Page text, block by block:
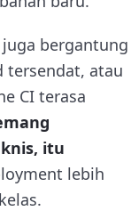
bergantung
tersendat, atau
CI terasa
itu
lebih